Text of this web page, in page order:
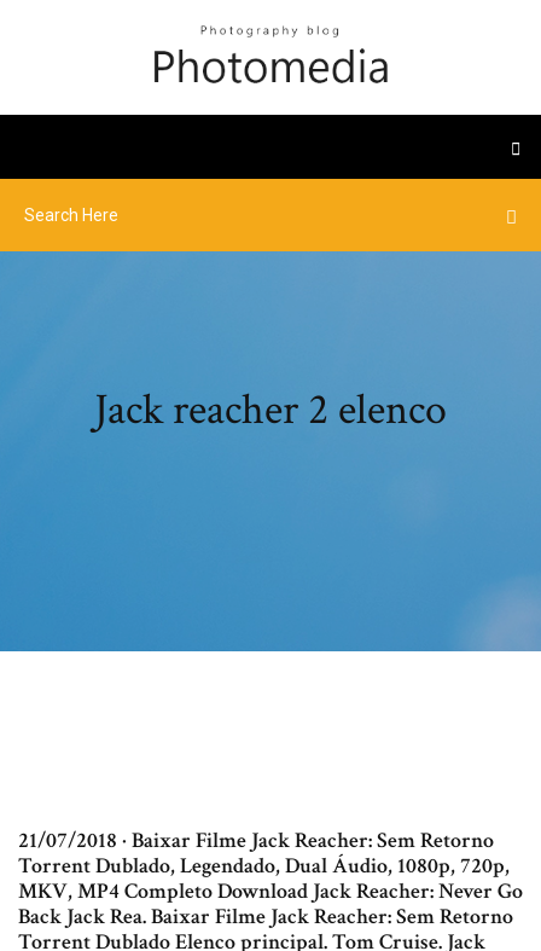
Jack reacher 2 elenco
21/07/2018 · Baixar Filme Jack Reacher: Sem Retorno
Torrent Dublado, Legendado, Dual Áudio, 1080p, 720p,
MKV, MP4 Completo Download Jack Reacher: Never Go
Back Jack Rea. Baixar Filme Jack Reacher: Sem Retorno
Torrent Dublado Elenco principal. Tom Cruise. Jack